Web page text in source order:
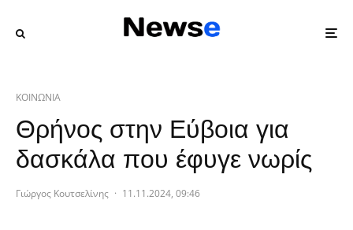
ΚΟΙΝΩΝΙΑ
Θρήνος στην Εύβοια για
δασκάλα που έφυγε νωρίς
Γιώργος Κουτσελίνης · 11.11.2024, 09:46